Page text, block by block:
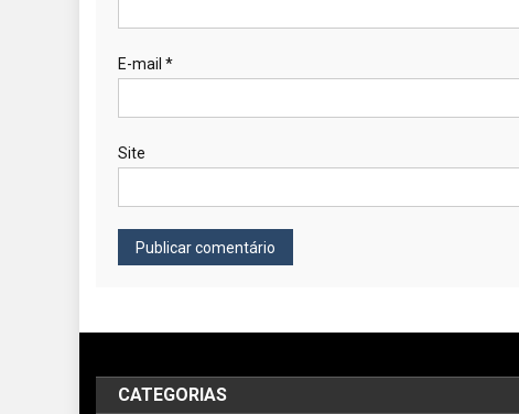
E-mail *
Site
CATEGORIAS